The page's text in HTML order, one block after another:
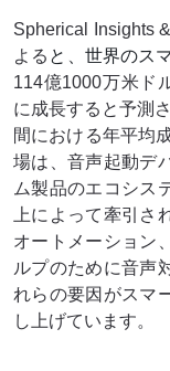
Spherical Insights
よる と、世界のス
114億1000万米ド
に成長すると予測
間における年平均
場は、音声起動デ
ム製品のエコシス
上によって牽引さ
オートメーション
ルプのために音声
れらの要因がスマ
し上げています。